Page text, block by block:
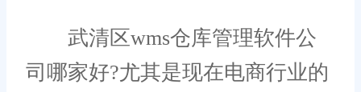
武清区wms仓库管理软件公
司哪家好?尤其是现在电商行业的